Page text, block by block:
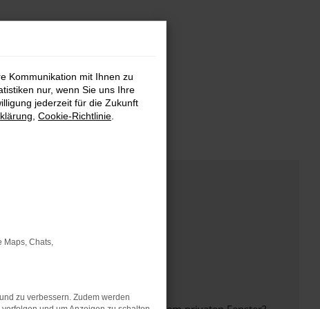
Kommunikation mit Ihnen zu
nur, wenn Sie uns Ihre
jederzeit für die Zukunft
Cookie-Richtlinie
Maps, Chats,
zu verbessern. Zudem werden